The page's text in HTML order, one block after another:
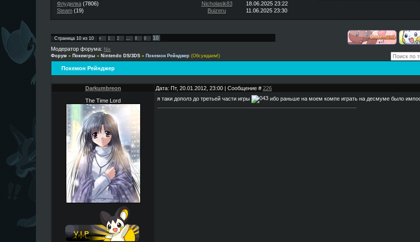
Флудилка (7806) Nicholasik83 18.06.2025 23:22
Steam (19) Buizeru 11.06.2025 23:30
Страница 10 из 10 « 1 2 … 8 9
10
Модератор форума: Nix
Форум » Покеигры » Nintendo DS/3DS » Покемон Рейнджер (Обсуждаем!)
Покемон Рейнджер
Darkumbreon Дата: Пт, 20.01.2012, 23:00 | Сообщение # 226
The Time Lord я таки дополз до третьей части игры ибо раньше на моем компе играть на десмуме было